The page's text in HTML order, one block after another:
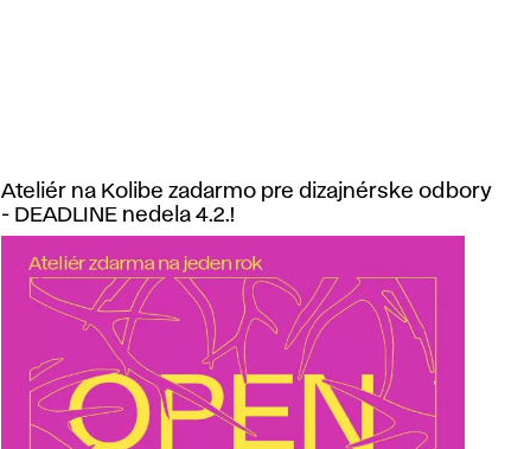
Ateliér na Kolibe zadarmo pre dizajnérske odbory
- DEADLINE nedela 4.2.!